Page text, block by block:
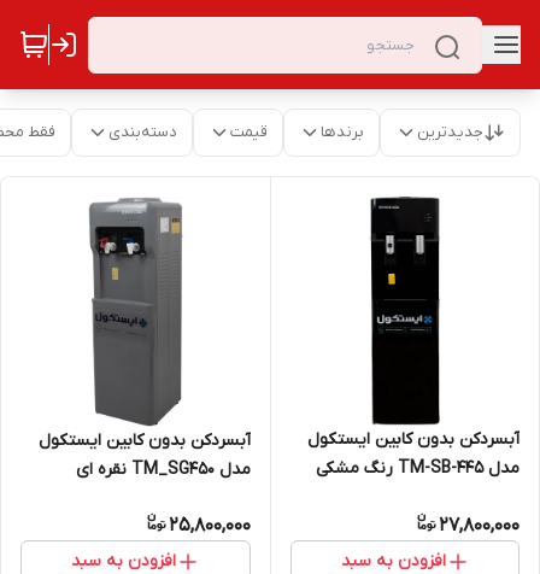
جدیدترین برندها قیمت دسته‌بندی فقط
آبسردکن بدون کابین ایستکول
مدل TM-SB-۴۴۵ رنگ مشکی
27,800,000
افزودن به سبد
آبسردکن بدون کابین ایستکول
مدل TM_SG450 نقره ای
25,800,000
افزودن به سبد